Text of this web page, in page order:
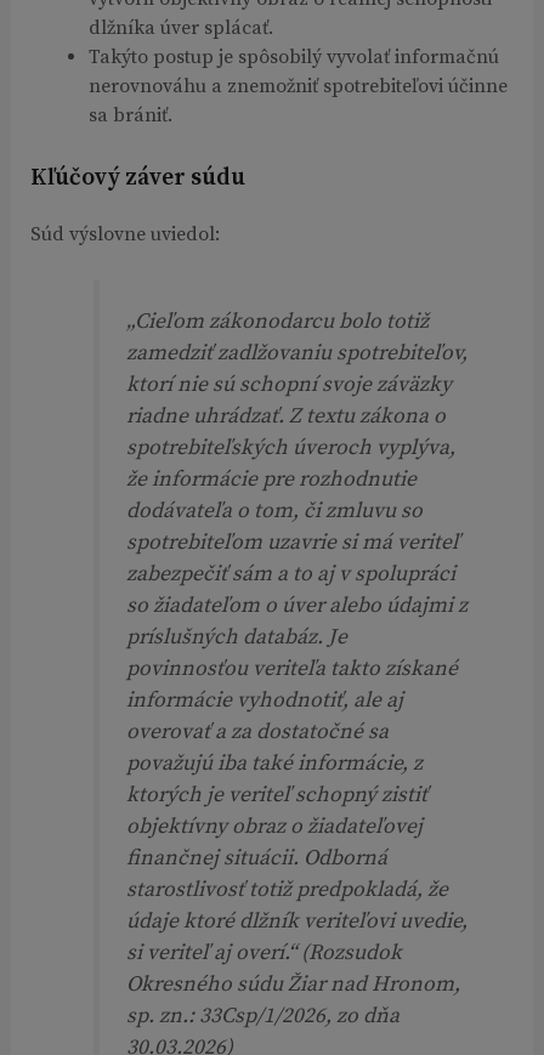
dlžníka úver splácať.
Takýto postup je spôsobilý vyvolať informačnú
nerovnováhu a znemožniť spotrebiteľovi účinne
sa brániť.
Kľúčový záver súdu
Súd výslovne uviedol:
„Cieľom zákonodarcu bolo totiž
zamedziť zadlžovaniu spotrebiteľov,
ktorí nie sú schopní svoje záväzky
riadne uhrádzať. Z textu zákona o
spotrebiteľských úveroch vyplýva,
že informácie pre rozhodnutie
dodávateľa o tom, či zmluvu so
spotrebiteľom uzavrie si má veriteľ
zabezpečiť sám a to aj v spolupráci
so žiadateľom o úver alebo údajmi z
príslušných databáz. Je
povinnosťou veriteľa takto získané
informácie vyhodnotiť, ale aj
overovať a za dostatočné sa
považujú iba také informácie, z
ktorých je veriteľ schopný zistiť
objektívny obraz o žiadateľovej
finančnej situácii. Odborná
starostlivosť totiž predpokladá, že
údaje ktoré dlžník veriteľovi uvedie,
si veriteľ aj overí.“(Rozsudok
Okresného súdu Žiar nad Hronom,
sp. zn.: 33Csp/1/2026, zo dňa
30.03.2026)